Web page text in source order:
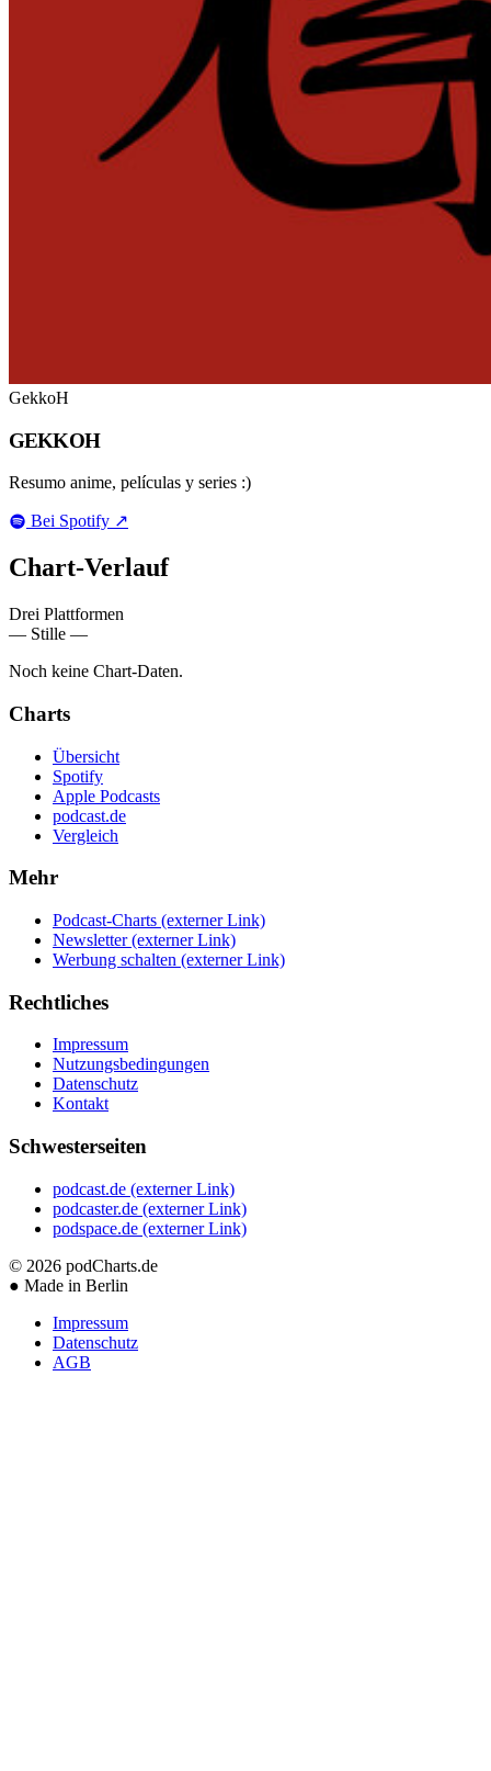
GekkoH
GEKKOH
Resumo anime, películas y series :)
Bei Spotify ↗
Chart-Verlauf
Drei Plattformen
— Stille —
Noch keine Chart-Daten.
Charts
Übersicht
Spotify
Apple Podcasts
podcast.de
Vergleich
Mehr
Podcast-Charts (externer Link)
Newsletter (externer Link)
Werbung schalten (externer Link)
Rechtliches
Impressum
Nutzungsbedingungen
Datenschutz
Kontakt
Schwesterseiten
podcast.de (externer Link)
podcaster.de (externer Link)
podspace.de (externer Link)
© 2026 podCharts.de
● Made in Berlin
Impressum
Datenschutz
AGB